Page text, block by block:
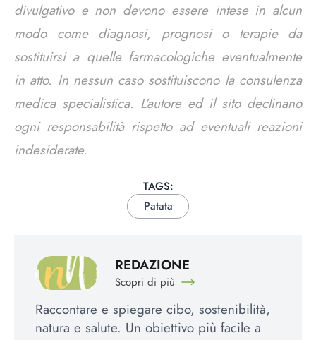
divulgativo e non devono essere intese in alcun
modo come diagnosi, prognosi o terapie da
sostituirsi a quelle farmacologiche eventualmente
in atto. In nessun caso sostituiscono la consulenza
medica specialistica. L’autore ed il sito declinano
ogni responsabilità rispetto ad eventuali reazioni
indesiderate.
TAGS:
Patata
REDAZIONE
Scopri di più
Raccontare e spiegare cibo, sostenibilità,
natura e salute. Un obiettivo più facile a